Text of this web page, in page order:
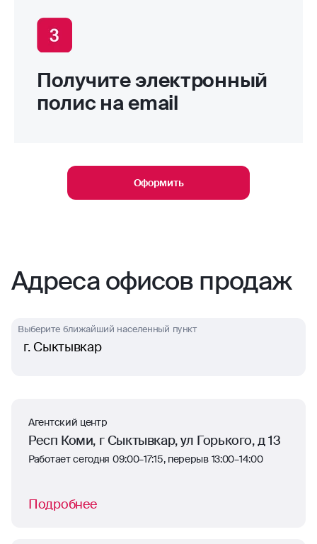
Получите электронный
полис на email
Оформить
Адреса офисов продаж
г. Сыктывкар
Выберите ближайший населенный пункт
Агентский центр
Респ Коми, г Сыктывкар, ул Горького, д 13
Работает сегодня 09:00–17:15, перерыв 13:00–14:00
Подробнее